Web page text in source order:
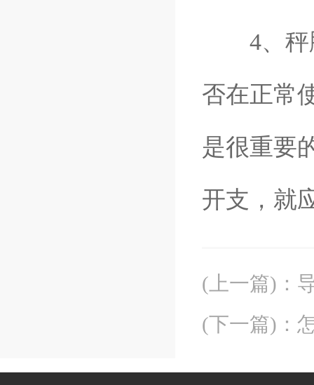
4、秤脚
否在正常
是很重要
开支，就
(上一篇) ：
(下一篇) ：